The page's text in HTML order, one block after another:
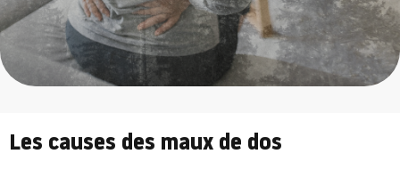
Les causes des maux de dos